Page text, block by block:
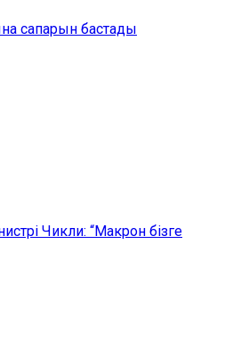
сапарын бастады
Чикли: “Макрон бізге